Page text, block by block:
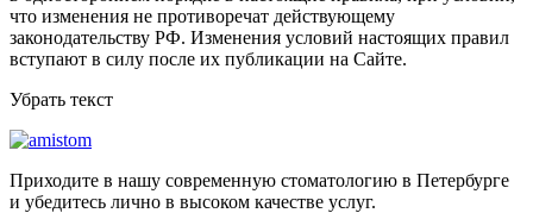
что изменения не противоречат действующему
законодательству РФ. Изменения условий настоящих правил
вступают в силу после их публикации на Сайте.
Убрать текст
Приходите в нашу современную стоматологию в Петербурге
и убедитесь лично в высоком качестве услуг.